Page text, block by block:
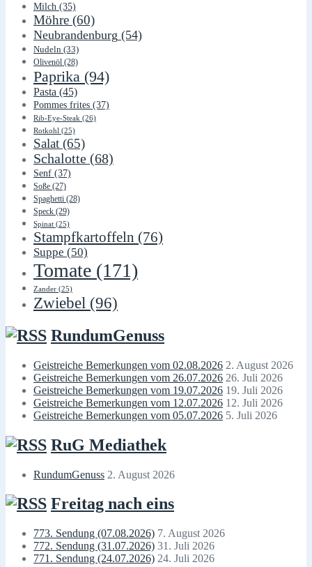
Milch (35)
Möhre (60)
Neubrandenburg (54)
Nudeln (33)
Olivenöl (28)
Paprika (94)
Pasta (45)
Pommes frites (37)
Rib-Eye-Steak (26)
Rotkohl (25)
Salat (65)
Schalotte (68)
Senf (37)
Soße (27)
Spaghetti (28)
Speck (29)
Spinat (25)
Stampfkartoffeln (76)
Suppe (50)
Tomate (171)
Zander (25)
Zwiebel (96)
RundumGenuss
Geistreiche Bemerkungen vom 02.08.2026 2. August 2026
Geistreiche Bemerkungen vom 26.07.2026 26. Juli 2026
Geistreiche Bemerkungen vom 19.07.2026 19. Juli 2026
Geistreiche Bemerkungen vom 12.07.2026 12. Juli 2026
Geistreiche Bemerkungen vom 05.07.2026 5. Juli 2026
RuG Mediathek
RundumGenuss 2. August 2026
Freitag nach eins
773. Sendung (07.08.2026) 7. August 2026
772. Sendung (31.07.2026) 31. Juli 2026
771. Sendung (24.07.2026) 24. Juli 2026